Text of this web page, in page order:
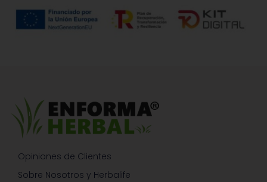
Opiniones de Clientes
Sobre Nosotros y Herbalife